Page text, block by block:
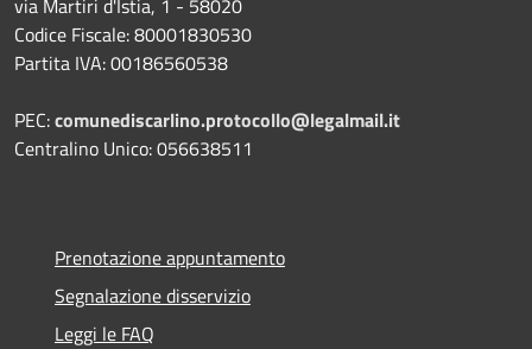
Codice Fiscale: 80001830530
Partita IVA: 00186560538
PEC:comunediscarlino.protocollo@legalmail.it
Centralino Unico: 056638511
Prenotazione appuntamento
Segnalazione disservizio
Leggi le FAQ